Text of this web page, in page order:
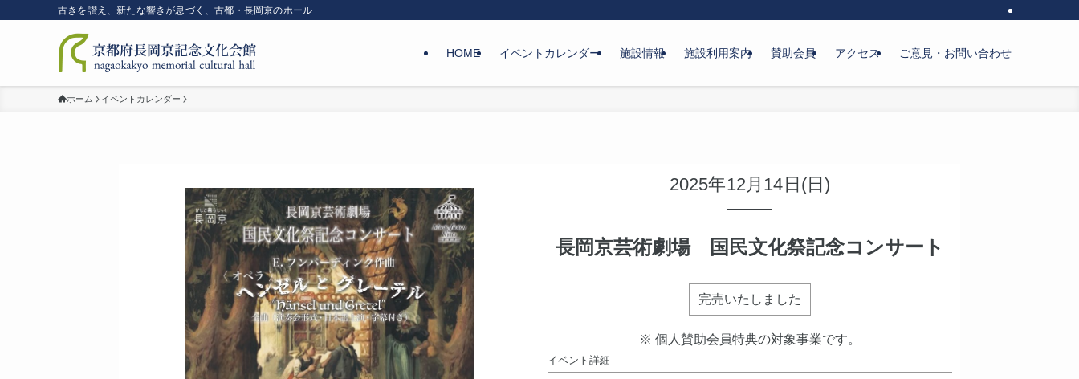
古きを讃え、新たな響きが息づく、古都・長岡京のホール
HOME イベントカレンダー 施設情報 施設利用案内 賛助会員 アクセス ご意見・お問い合わせ
ホーム イベントカレンダー
2025年12月14日(日)
長岡京芸術劇場 国民文化祭記念コンサート
完売いたしました
※ 個人賛助会員特典の対象事業です。
イベント詳細